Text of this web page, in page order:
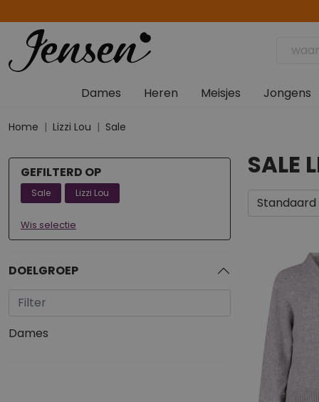
Dames Heren Meisjes Jongens
Home Lizzi Lou Sale
GEFILTERD OP
Sale Lizzi Lou
Wis selectie
DOELGROEP
Dames
SALE